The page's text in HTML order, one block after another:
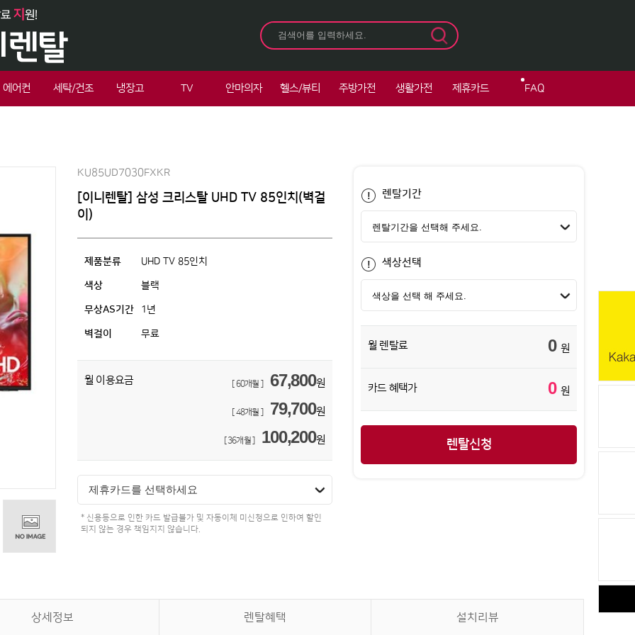
에어컨 세탁/건조 냉장고 TV 안마의자 헬스/뷰티 주방가전 생활가전 제휴카드 FAQ
KU85UD7030FXKR
[이니렌탈] 삼성 크리스탈 UHD TV 85인치(벽걸
이)
제품분류 UHD TV 85인치
색상 블랙
무상AS기간 1년
벽걸이 무료
월 이용요금 [ 60개월 ] 67,800원
[ 48개월 ] 79,700원
[ 36개월 ] 100,200원
제휴카드를 선택하세요
* 신용등으로 인한 카드 발급불가 및 자동이체 미신청으로 인하여 할인
되지 않는 경우 책임지지 않습니다.
렌탈기간
색상선택
월 렌탈료 0 원
카드 혜택가 0 원
렌탈신청
상세정보 렌탈혜택 설치리뷰